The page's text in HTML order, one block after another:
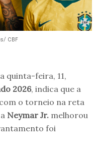
CBF
quinta-feira, 11,
2026, indica que a
o torneio na reta
Neymar Jr. melhorou
foi